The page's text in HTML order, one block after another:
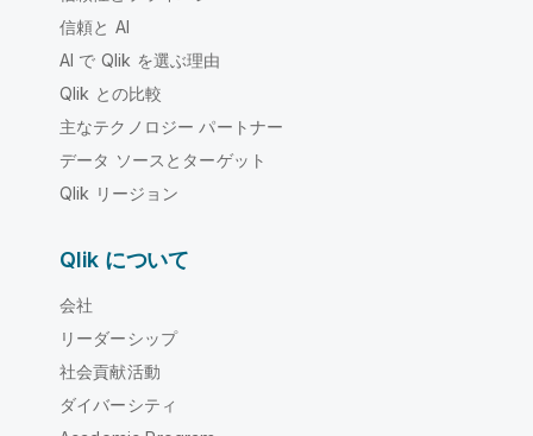
信頼と AI
AI で Qlik を選ぶ理由
Qlik との比較
主なテクノロジー パートナー
データ ソースとターゲット
Qlik リージョン
Qlik について
会社
リーダーシップ
社会貢献活動
ダイバーシティ